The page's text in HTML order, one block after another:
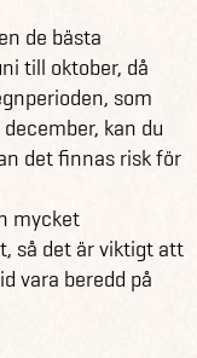
– från första
punkten och
längs vägen
till toppen
de bästa
till oktober, då
som
kan du
det finnas risk för
mycket
så det är viktigt att
vara beredd på